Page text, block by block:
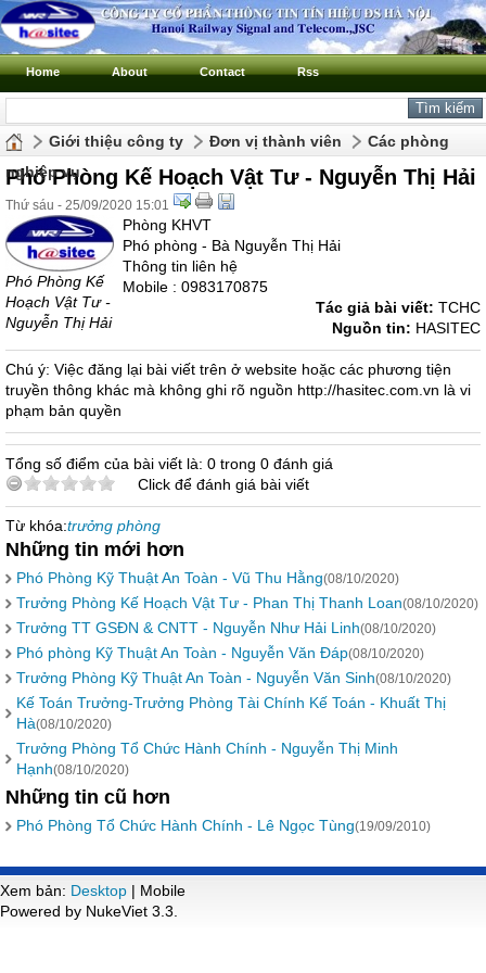
Home About Contact Rss
Giới thiệu công ty Đơn vị thành viên
Các phòng
nghiệp vụ
Phó Phòng Kế Hoạch Vật Tư - Nguyễn Thị Hải
Thứ sáu - 25/09/2020 15:01
Phó Phòng Kế
Hoạch Vật Tư -
Nguyễn Thị Hải
Phòng KHVT
Phó phòng - Bà Nguyễn Thị Hải
Thông tin liên hệ
Mobile : 0983170875
Tác giả bài viết: TCHC
Nguồn tin: HASITEC
Chú ý: Việc đăng lại bài viết trên ở website hoặc các phương tiện
truyền thông khác mà không ghi rõ nguồn http://hasitec.com.vn là vi
phạm bản quyền
Tổng số điểm của bài viết là: 0 trong 0 đánh giá
Click để đánh giá bài viết
Từ khóa:trưởng phòng
Những tin mới hơn
Phó Phòng Kỹ Thuật An Toàn - Vũ Thu Hằng(08/10/2020)
Trưởng Phòng Kế Hoạch Vật Tư - Phan Thị Thanh Loan(08/10/2020)
Trưởng TT GSĐN & CNTT - Nguyễn Như Hải Linh(08/10/2020)
Phó phòng Kỹ Thuật An Toàn - Nguyễn Văn Đáp(08/10/2020)
Trưởng Phòng Kỹ Thuật An Toàn - Nguyễn Văn Sinh(08/10/2020)
Kế Toán Trưởng-Trưởng Phòng Tài Chính Kế Toán - Khuất Thị
Hà(08/10/2020)
Trưởng Phòng Tổ Chức Hành Chính - Nguyễn Thị Minh
Hạnh(08/10/2020)
Những tin cũ hơn
Phó Phòng Tổ Chức Hành Chính - Lê Ngọc Tùng(19/09/2010)
Xem bản: Desktop | Mobile
Powered by NukeViet 3.3.